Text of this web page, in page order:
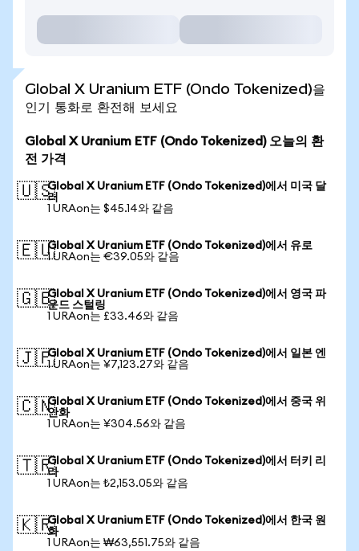
Global X Uranium ETF (Ondo Tokenized)을
인기 통화로 환전해 보세요
Global X Uranium ETF (Ondo Tokenized) 오늘의 환
전 가격
🇺🇸Global X Uranium ETF (Ondo Tokenized)에서 미국 달
러
1 URAon는 $45.14와 같음
🇪🇺Global X Uranium ETF (Ondo Tokenized)에서 유로
1 URAon는 €39.05와 같음
🇬🇧Global X Uranium ETF (Ondo Tokenized)에서 영국 파
운드 스털링
1 URAon는 £33.46와 같음
🇯🇵Global X Uranium ETF (Ondo Tokenized)에서 일본 엔
1 URAon는 ¥7,123.27와 같음
🇨🇳Global X Uranium ETF (Ondo Tokenized)에서 중국 위
안화
1 URAon는 ¥304.56와 같음
🇹🇷Global X Uranium ETF (Ondo Tokenized)에서 터키 리
라
1 URAon는 ₺2,153.05와 같음
🇰🇷Global X Uranium ETF (Ondo Tokenized)에서 한국 원
화
1 URAon는 ₩63,551.75와 같음